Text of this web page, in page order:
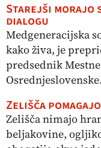
Starejši morajo
dialogu
Medgeneracijska
kako živa, je
predsednik
Zelišča
Zelišča nimajo
beljakovine,